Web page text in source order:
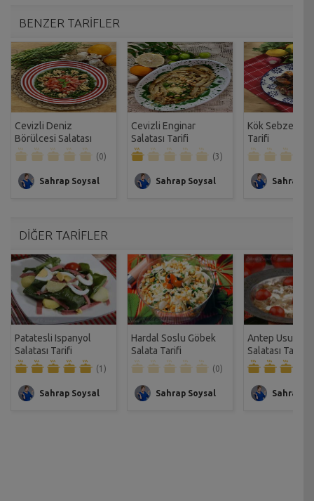
BENZER TARİFLER
Cevizli Deniz
Börülcesi Salatası
Tarifi
(0)
Sahrap Soysal
Cevizli Enginar
Salatası Tarifi
(3)
Sahrap Soysal
Kök Sebze
Tarifi
Sahrap
DİĞER TARİFLER
Patatesli Ispanyol
Salatası Tarifi
(1)
Sahrap Soysal
Hardal Soslu Göbek
Salata Tarifi
(0)
Sahrap Soysal
Antep Usulü
Salatası Tarifi
Sahrap